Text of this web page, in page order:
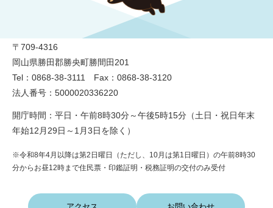
〒709-4316
岡山県勝田郡勝央町勝間田201
Tel：0868-38-3111 Fax：0868-38-3120
法人番号：5000020336220
開庁時間：平日・午前8時30分～午後5時15分（土日・祝日年末
年始12月29日～1月3日を除く）
※令和8年4月以降は第2日曜日（ただし、10月は第1日曜日）の午前8時30
分からお昼12時まで住民票・印鑑証明・税務証明の交付のみ受付